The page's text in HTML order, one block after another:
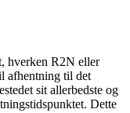
hverken R2N eller
afhentning til det
sit allerbedste og
Dette